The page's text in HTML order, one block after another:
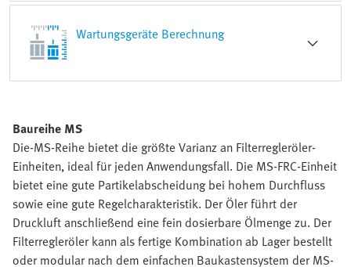
Wartungsgeräte Berechnung
Baureihe MS
Die-MS-Reihe bietet die größte Varianz an Filterregleröler-
Einheiten, ideal für jeden Anwendungsfall. Die MS-FRC-Einheit
bietet eine gute Partikelabscheidung bei hohem Durchfluss
sowie eine gute Regelcharakteristik. Der Öler führt der
Druckluft anschließend eine fein dosierbare Ölmenge zu. Der
Filterregleröler kann als fertige Kombination ab Lager bestellt
oder modular nach dem einfachen Baukastensystem der MS-